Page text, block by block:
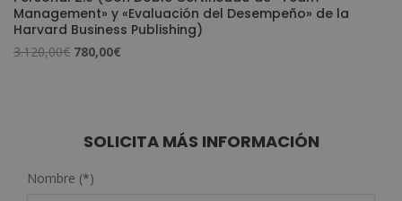
Management» y «Evaluación del Desempeño» de la
Harvard Business Publishing)
3.120,00€ El
3.120,00€.
780,00€
780,00€.
SOLICITA MÁS INFORMACIÓN
Nombre (*)